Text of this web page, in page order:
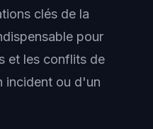
clés de la
pour
et les conflits de
incident ou d'un